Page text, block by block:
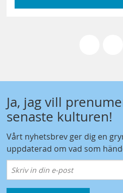
Ja, jag vill
senaste kulturen!
Vårt nyhetsbrev ger dig en
uppdaterad om vad som